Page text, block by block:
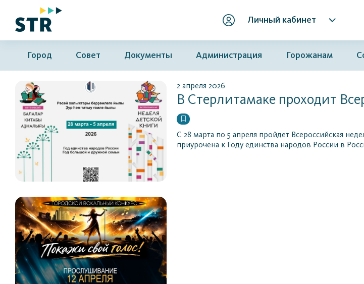
Личный кабинет
Город Совет Документы Администрация Горожанам
2 апреля 2026
В Стерлитамаке проходит
С 28 марта по 5 апреля пройдет Всероссийская
приурочена к Году единства народов России в